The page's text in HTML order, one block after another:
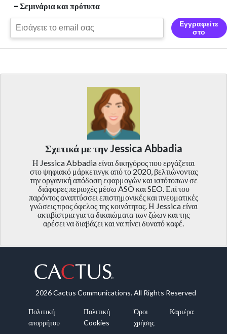
- Σεμινάρια και πρότυπα
Εγγραφείτε
στο
Σχετικά με την Jessica Abbadia
Η Jessica Abbadia είναι δικηγόρος που εργάζεται
στο ψηφιακό μάρκετινγκ από το 2020, βελτιώνοντας
την οργανική απόδοση εφαρμογών και ιστότοπων σε
διάφορες περιοχές μέσω ASO και SEO. Επί του
παρόντος αναπτύσσει επιστημονικές και πνευματικές
γνώσεις προς όφελος της κοινότητας. Η Jessica είναι
ακτιβίστρια για τα δικαιώματα των ζώων και της
αρέσει να διαβάζει και να πίνει δυνατό καφέ.
2026 Cactus Communications. All Rights Reserved
Πολιτική
απορρήτου
Πολιτική
Cookies
Όροι
χρήσης
Καριέρα